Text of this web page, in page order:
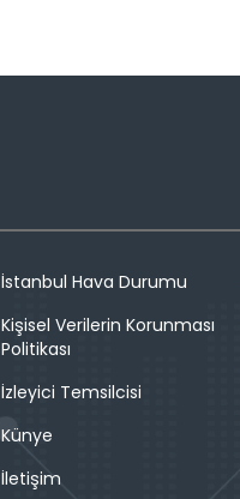
İstanbul Hava Durumu
Kişisel Verilerin Korunması
Politikası
İzleyici Temsilcisi
Künye
İletişim